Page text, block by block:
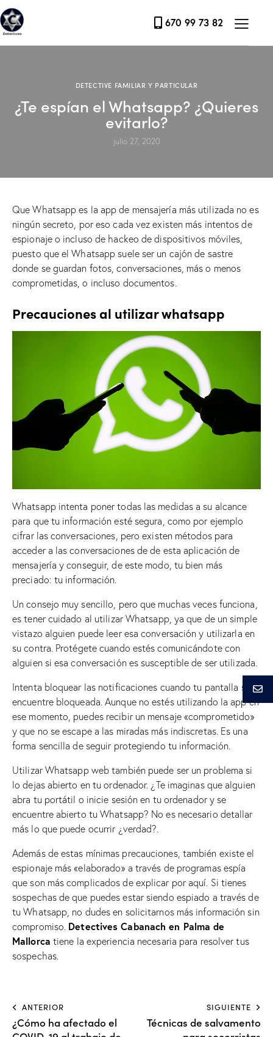
670 99 73 82
DETECTIVE FAMILIAR Y PARTICULAR
¿Te espían el Whatsapp? ¿Quieres
evitarlo?
julio 27, 2020
Que Whatsapp es la app de mensajería más utilizada no es
ningún secreto, por eso cada vez existen más intentos de
espionaje o incluso de hackeo de dispositivos móviles,
puesto que el Whatsapp suele ser un cajón de sastre
donde se guardan fotos, conversaciones, más o menos
comprometidas, o incluso documentos.
Precauciones al utilizar whatsapp
Whatsapp intenta poner todas las medidas a su alcance
para que tu información esté segura, como por ejemplo
cifrar las conversaciones, pero existen métodos para
acceder a las conversaciones de de esta aplicación de
mensajería y conseguir, de este modo, tu bien más
preciado: tu información.
Un consejo muy sencillo, pero que muchas veces funciona,
es tener cuidado al utilizar Whatsapp, ya que de un simple
vistazo alguien puede leer esa conversación y utilizarla en
su contra. Protégete cuando estés comunicándote con
alguien si esa conversación es susceptible de ser utilizada.
Intenta bloquear las notificaciones cuando tu pantalla se
encuentre bloqueada. Aunque no estés utilizando la app en
ese momento, puedes recibir un mensaje «comprometido»
y que no se escape a las miradas más indiscretas. Es una
forma sencilla de seguir protegiendo tu información.
Utilizar Whatsapp web también puede ser un problema si
lo dejas abierto en tu ordenador. ¿Te imaginas que alguien
abra tu portátil o inicie sesión en tu ordenador y se
encuentre abierto tu Whatsapp? No es necesario detallar
más lo que puede ocurrir ¿verdad?.
Además de estas mínimas precauciones, también existe el
espionaje más «elaborado» a través de programas espía
que son más complicados de explicar por aquí. Si tienes
sospechas de que puedes estar siendo espiado a través de
tu Whatsapp, no dudes en solicitarnos más información sin
compromiso. Detectives Cabanach en Palma de
Mallorca tiene la experiencia necesaria para resolver tus
sospechas.
ANTERIOR
¿Cómo ha afectado el
SIGUIENTE
Técnicas de salvamento